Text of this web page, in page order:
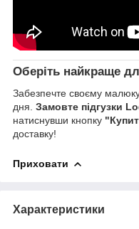
Оберіть найкраще
Забезпечте своєму
дня. Замовте підгузки
натиснувши кнопку
доставку!
Приховати
Характеристики